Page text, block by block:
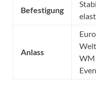
Befestigung
Anlass
WM